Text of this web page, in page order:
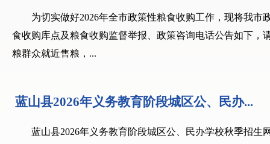
为切实做好2026年全市政策性粮食收购工作，现将我市
食收购库点及粮食收购监督举报、政策咨询电话公告如下，
粮群众就近售粮，...
蓝山县2026年义务教育阶段城区公、民办...
蓝山县2026年义务教育阶段城区公、民办学校秋季招生